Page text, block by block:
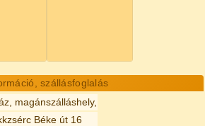
szállásfoglalás
magánszálláshely,
Béke út 16